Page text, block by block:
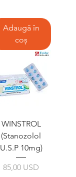
Adaugă în
coș
WINSTROL
(Stanozolol
U.S.P 10mg)
Preț
85,00 USD